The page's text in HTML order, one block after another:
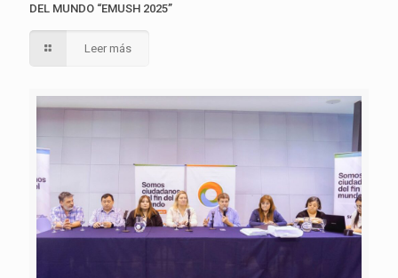
DEL MUNDO “EMUSH 2025”
Leer más